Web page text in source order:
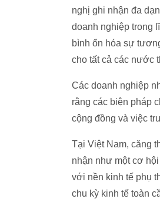
nghị ghi nhận đa
doanh nghiệp trong
bình ổn hóa sự
cho tất cả các nước
Các doanh nghiệp
rằng các biện pháp
cộng đồng và việc
Tại Việt Nam, căng
nhận như một cơ
với nền kinh tế phụ
chu kỳ kinh tế toàn